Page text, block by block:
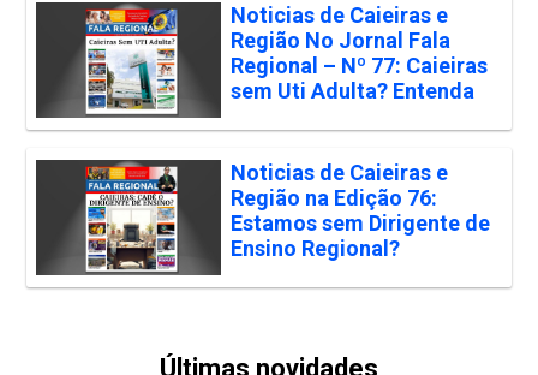
Noticias de Caieiras e
Região No Jornal Fala
Regional – Nº 77: Caieiras
sem Uti Adulta? Entenda
Noticias de Caieiras e
Região na Edição 76:
Estamos sem Dirigente de
Ensino Regional?
Últimas novidades